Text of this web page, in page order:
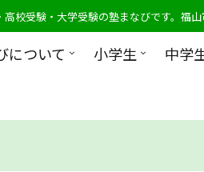
校受験・大学受験の塾まなびです。福
について 小学生 中学